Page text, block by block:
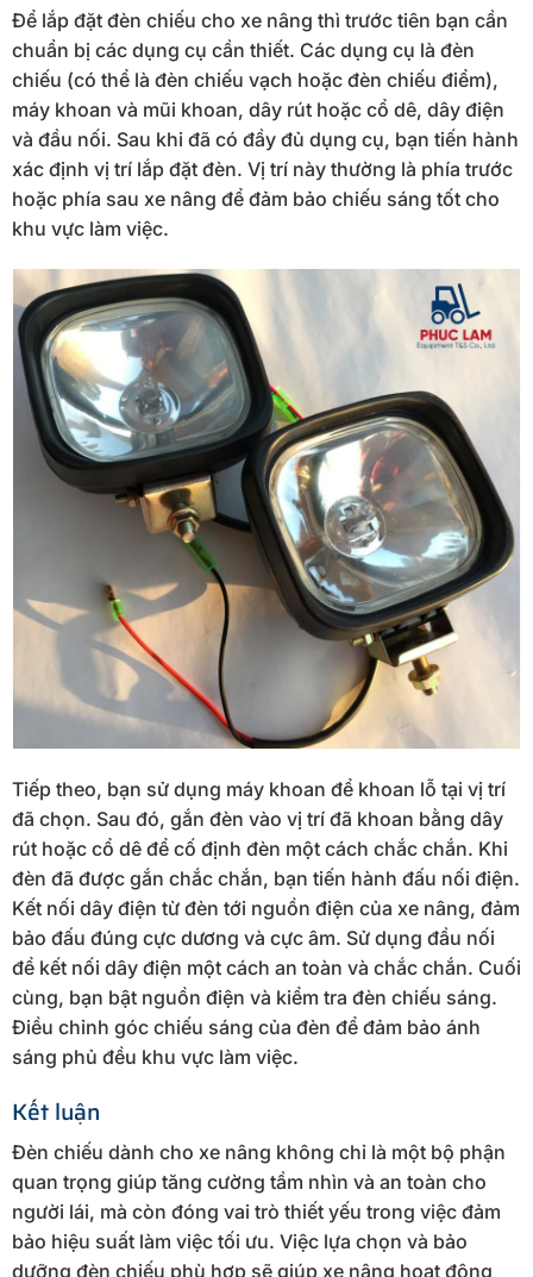
Để lắp đặt đèn chiếu cho xe nâng thì trước tiên bạn cần
chuẩn bị các dụng cụ cần thiết. Các dụng cụ là đèn
chiếu (có thể là đèn chiếu vạch hoặc đèn chiếu điểm),
máy khoan và mũi khoan, dây rút hoặc cổ dê, dây điện
và đầu nối. Sau khi đã có đầy đủ dụng cụ, bạn tiến hành
xác định vị trí lắp đặt đèn. Vị trí này thường là phía trước
hoặc phía sau xe nâng để đảm bảo chiếu sáng tốt cho
khu vực làm việc.
Tiếp theo, bạn sử dụng máy khoan để khoan lỗ tại vị trí
đã chọn. Sau đó, gắn đèn vào vị trí đã khoan bằng dây
rút hoặc cổ dê để cố định đèn một cách chắc chắn. Khi
đèn đã được gắn chắc chắn, bạn tiến hành đấu nối điện.
Kết nối dây điện từ đèn tới nguồn điện của xe nâng, đảm
bảo đấu đúng cực dương và cực âm. Sử dụng đầu nối
để kết nối dây điện một cách an toàn và chắc chắn. Cuối
cùng, bạn bật nguồn điện và kiểm tra đèn chiếu sáng.
Điều chỉnh góc chiếu sáng của đèn để đảm bảo ánh
sáng phủ đều khu vực làm việc.
Kết luận
Đèn chiếu dành cho xe nâng không chỉ là một bộ phận
quan trọng giúp tăng cường tầm nhìn và an toàn cho
người lái, mà còn đóng vai trò thiết yếu trong việc đảm
bảo hiệu suất làm việc tối ưu. Việc lựa chọn và bảo
dưỡng đèn chiếu phù hợp sẽ giúp xe nâng hoạt động